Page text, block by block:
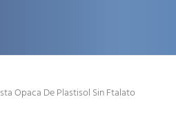
Opaca De Plastisol Sin Ftalato